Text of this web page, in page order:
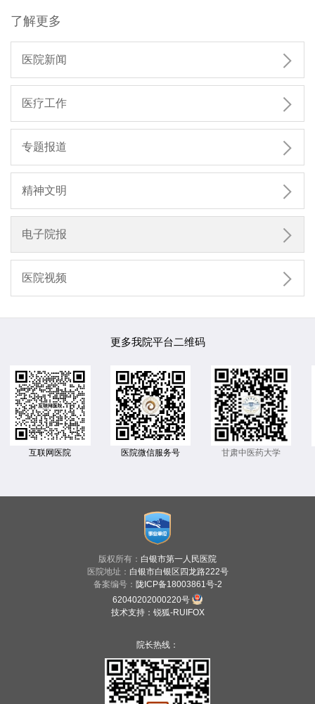
了解更多
医院新闻 
医疗工作 
专题报道 
精神文明 
电子院报 
医院视频 
更多我院平台二维码
互联网医院 医院微信服务号 甘肃中医药大学
版权所有： 白银市第一人民医院
医院地址： 白银市白银区四龙路222号
备案编号： 陇ICP备18003861号-2
62040202000220号
技术支持： 锐狐-RUIFOX
院长热线：